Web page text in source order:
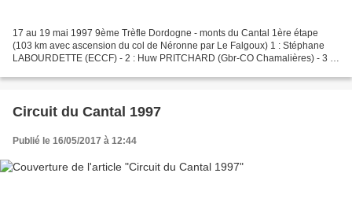
17 au 19 mai 1997 9ème Trèfle Dordogne - monts du Cantal 1ère étape
(103 km avec ascension du col de Néronne par Le Falgoux) 1 : Stéphane
LABOURDETTE (ECCF) - 2 : Huw PRITCHARD (Gbr-CO Chamalières) - 3 :
Circuit du Cantal 1997
Publié le 16/05/2017 à 12:44